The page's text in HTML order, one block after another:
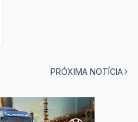
PRÓXIMA NOTÍCIA